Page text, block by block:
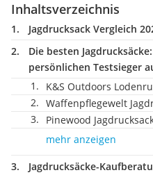
Inhaltsverzeichnis
Jagdrucksack Vergleich
Die besten Jagdrucksäcke:
persönlichen Testsieger
K&S Outdoors
Waffenpflegewelt
Pinewood
mehr anzeigen
Jagdrucksäcke-